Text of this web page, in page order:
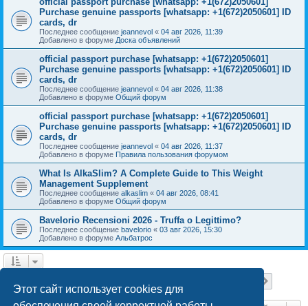
Этот сайт использует cookies для
Purchase genuine passports [whatsapp: +1(672)2050601] ID
cards, dr
Последнее сообщение jeannevol « 04 авг 2026, 11:39
Добавлено в форуме Доска объявлений
official passport purchase [whatsapp: +1(672)2050601]
Purchase genuine passports [whatsapp: +1(672)2050601] ID
cards, dr
Последнее сообщение jeannevol « 04 авг 2026, 11:38
Добавлено в форуме Общий форум
official passport purchase [whatsapp: +1(672)2050601]
Purchase genuine passports [whatsapp: +1(672)2050601] ID
cards, dr
Последнее сообщение jeannevol « 04 авг 2026, 11:37
Добавлено в форуме Правила пользования форумом
What Is AlkaSlim? A Complete Guide to This Weight
Management Supplement
Последнее сообщение alkaslim « 04 авг 2026, 08:41
Добавлено в форуме Общий форум
Bavelorio Recensioni 2026 - Truffa o Legittimo?
Последнее сообщение bavelorio « 03 авг 2026, 15:30
Добавлено в форуме Альбатрос